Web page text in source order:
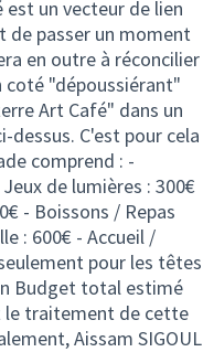
un vecteur de lien
de passer un moment
en outre à réconcilier
coté "dépoussiérant"
Art Café" dans un
C'est pour cela
comprend : -
de lumières : 300€
- Boissons / Repas
: 600€ - Accueil /
pour les têtes
Budget total estimé
le traitement de cette
Aissam SIGOUL